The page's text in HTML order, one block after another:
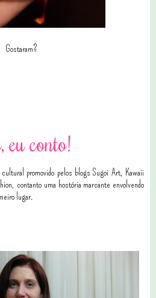
Gostaram?
eu conto!
promovido pelos blogs Sugoi Art, Kawaii
contanto uma hostória marcante envolvendo
lugar.